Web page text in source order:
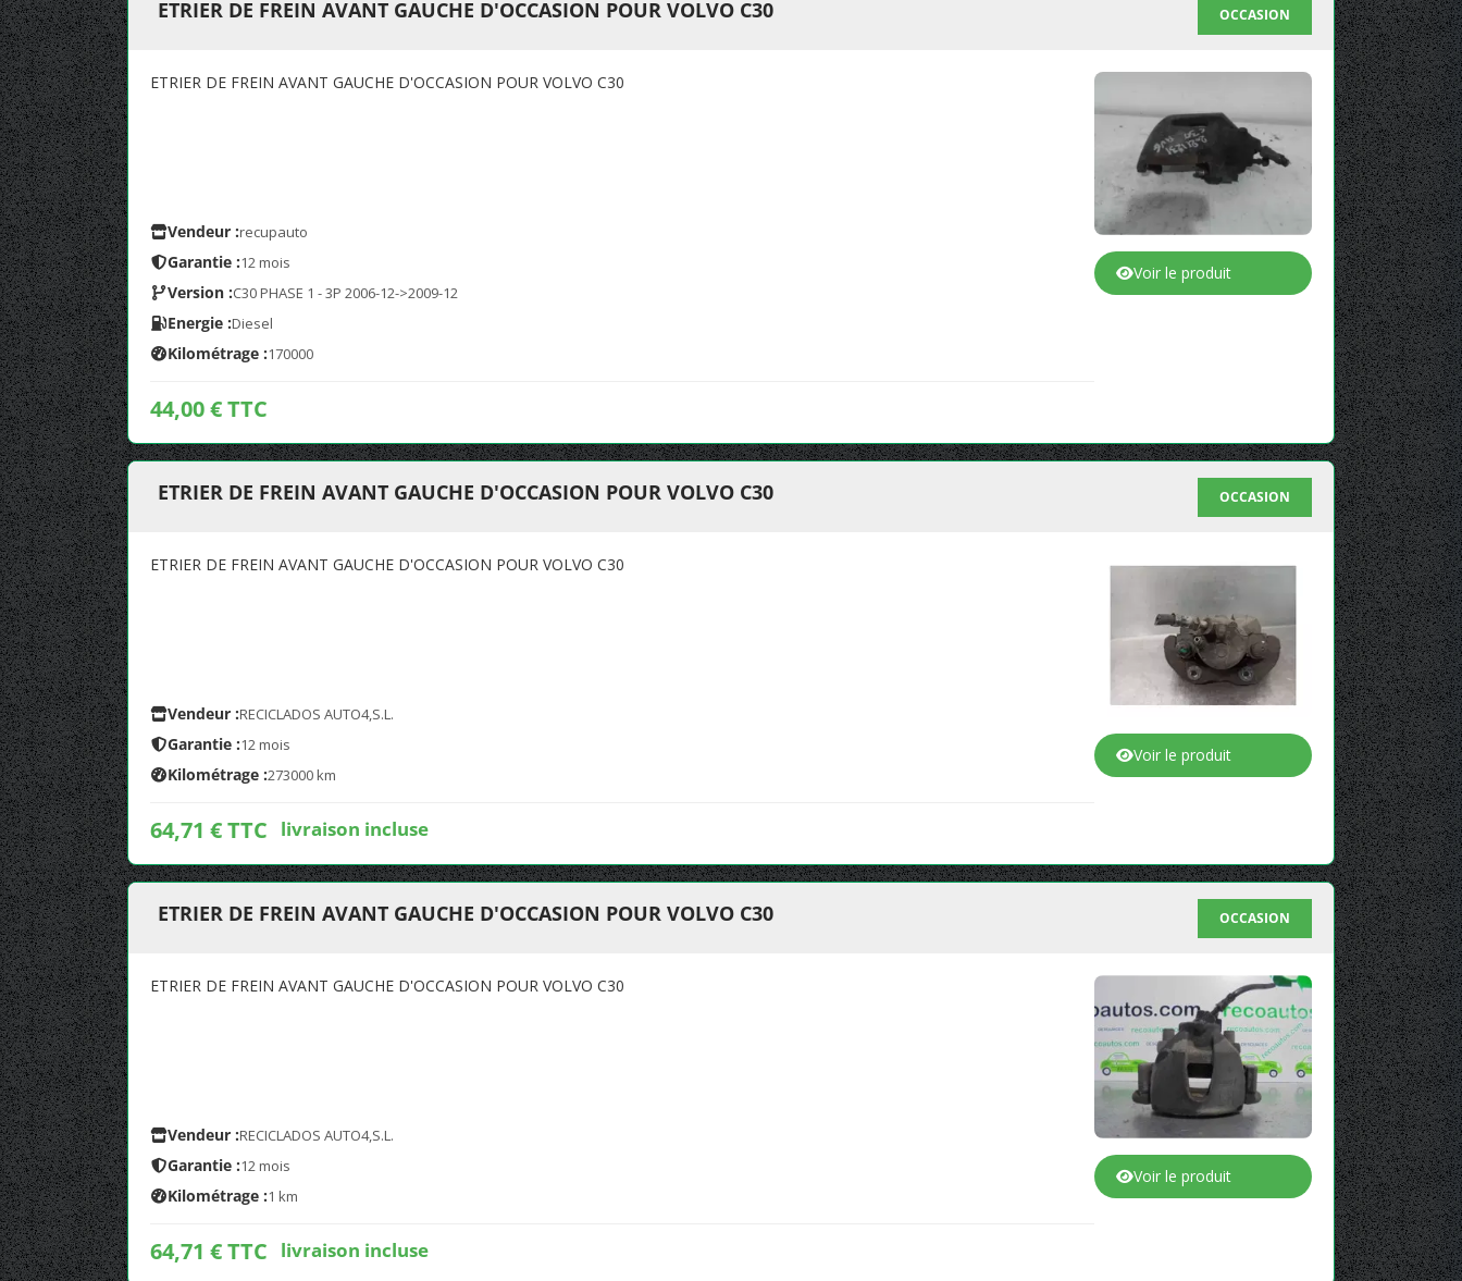
ETRIER DE FREIN AVANT GAUCHE D'OCCASION POUR VOLVO C30 OCCASION
ETRIER DE FREIN AVANT GAUCHE D'OCCASION POUR VOLVO C30
Vendeur :recupauto
Garantie :12 mois
Version :C30 PHASE 1 - 3P 2006-12->2009-12
Energie :Diesel
Kilométrage :170000
44,00 € TTC
Voir le produit
ETRIER DE FREIN AVANT GAUCHE D'OCCASION POUR VOLVO C30 OCCASION
ETRIER DE FREIN AVANT GAUCHE D'OCCASION POUR VOLVO C30
Vendeur :RECICLADOS AUTO4,S.L.
Garantie :12 mois
Kilométrage :273000 km
64,71 € TTC livraison incluse
Voir le produit
ETRIER DE FREIN AVANT GAUCHE D'OCCASION POUR VOLVO C30 OCCASION
ETRIER DE FREIN AVANT GAUCHE D'OCCASION POUR VOLVO C30
Vendeur :RECICLADOS AUTO4,S.L.
Garantie :12 mois
Kilométrage :1 km
64,71 € TTC livraison incluse
Voir le produit